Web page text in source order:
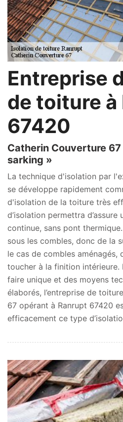
Entreprise
de toiture à
67420
Catherin Couverture 67
sarking »
La technique d'isolation par
se développe rapidement
d'isolation de la toiture très
d’isolation permettra
continue, sans pont
sous les combles, donc de la
le cas de combles aménagés,
toucher à la finition intérieure.
faire unique et des moyens
élaborés, l’entreprise de
67 opérant à Ranrupt 67420
efficacement ce type